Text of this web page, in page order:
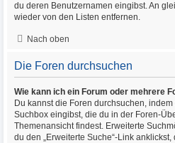
du deren Benutzernamen eingibst. An
wieder von den Listen entfernen.
Nach oben
Die Foren durchsuchen
Wie kann ich ein Forum oder mehrere
Du kannst die Foren durchsuchen,
Suchbox eingibst, die du in der Foren-
Themenansicht findest. Erweiterte
du den „Erweiterte Suche“-Link